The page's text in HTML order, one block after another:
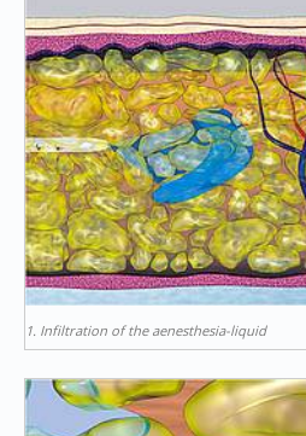
1. Infiltration of the aenesthesia-liquid